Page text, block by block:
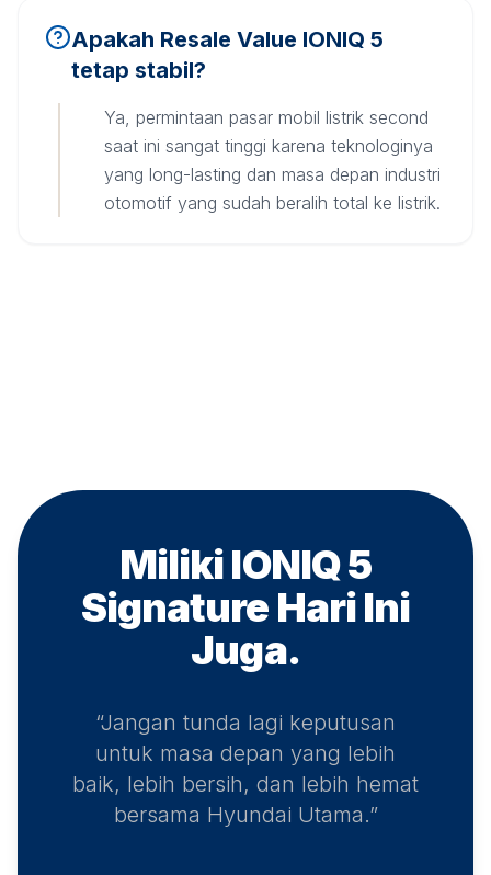
Apakah Resale Value IONIQ 5
tetap stabil?
Ya, permintaan pasar mobil listrik second
saat ini sangat tinggi karena teknologinya
yang long-lasting dan masa depan industri
otomotif yang sudah beralih total ke listrik.
Miliki IONIQ 5
Signature Hari Ini
Juga.
“Jangan tunda lagi keputusan
untuk masa depan yang lebih
baik, lebih bersih, dan lebih hemat
bersama Hyundai Utama.”